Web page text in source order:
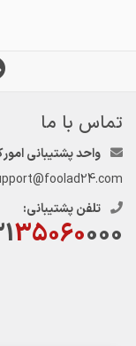
تماس با ما
واحد پشتیبانی امور
تلفن پشتیبانی:
35060000